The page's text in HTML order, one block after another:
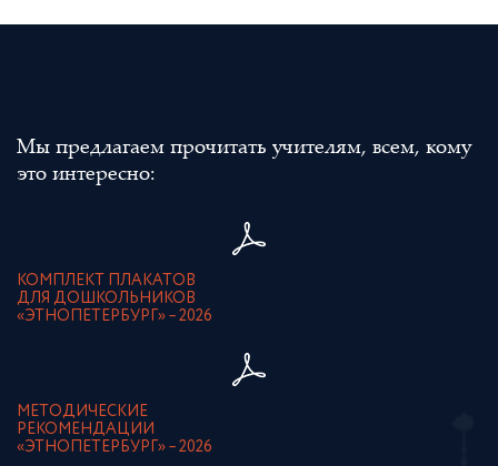
Мы предлагаем прочитать учителям, всем, кому
это интересно:
КОМПЛЕКТ ПЛАКАТОВ
ДЛЯ ДОШКОЛЬНИКОВ
«ЭТНОПЕТЕРБУРГ» – 2026
МЕТОДИЧЕСКИЕ
РЕКОМЕНДАЦИИ
«ЭТНОПЕТЕРБУРГ» – 2026